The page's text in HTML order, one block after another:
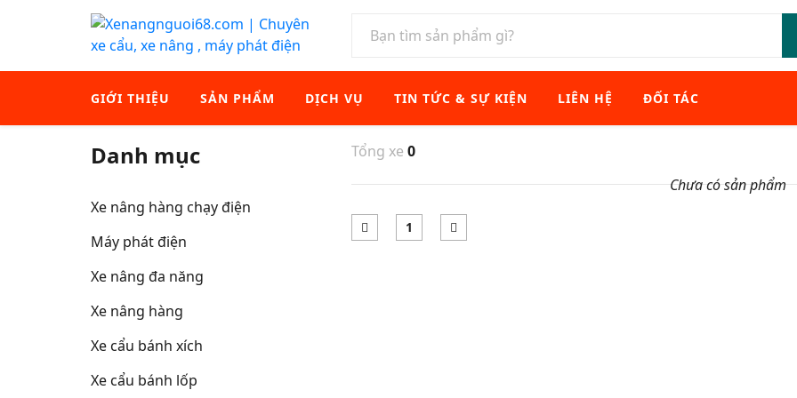
GIỚI THIỆU SẢN PHẨM DỊCH VỤ TIN TỨC & SỰ KIỆN LIÊN HỆ ĐỐI TÁC
Danh mục
Xe nâng hàng chạy điện
Máy phát điện
Xe nâng đa năng
Xe nâng hàng
Xe cẩu bánh xích
Xe cẩu bánh lốp
Tổng xe 0
Chưa có sản phẩm
1